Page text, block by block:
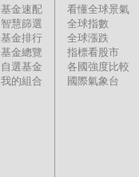
基金速配
智慧篩選
基金排行
基金總覽
自選基金
我的組合
看懂全球景氣
全球指數
全球漲跌
指標看股市
各國強度比較
國際氣象台